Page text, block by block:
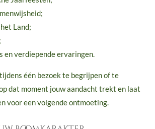
Land;
verdiepende ervaringen.
één bezoek te begrijpen of te
dat moment jouw aandacht trekt en laat
voor een volgende ontmoeting.